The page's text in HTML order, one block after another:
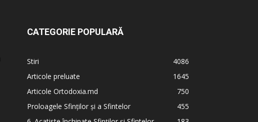
CATEGORIE POPULARĂ
Stiri
4086
Articole preluate
1645
Articole Ortodoxia.md
750
Proloagele Sfinților și a Sfintelor
455